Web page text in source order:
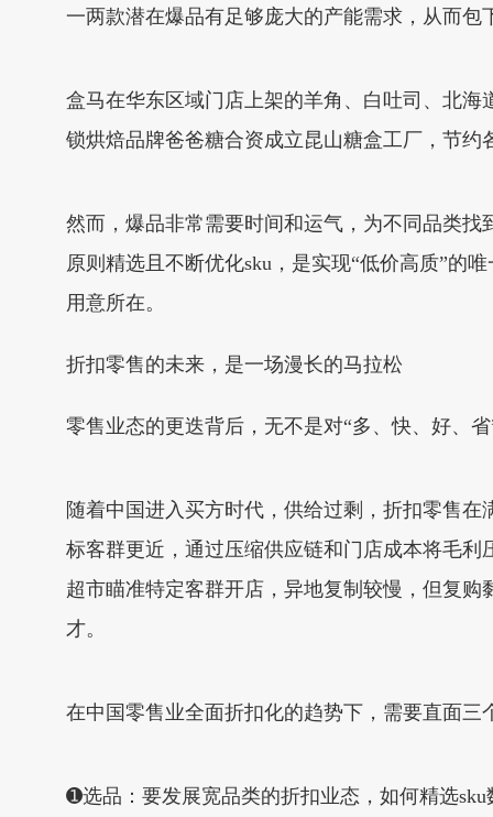
一两款潜在爆品有足够庞大的产能需求，从而
盒马在华东区域门店上架的羊角、白吐司、北
锁烘焙品牌爸爸糖合资成立昆山糖盒工厂，节
然而，爆品非常需要时间和运气，为不同品类
原则精选且不断优化sku，是实现“低价高质”的
用意所在。
折扣零售的未来，是一场漫长的马拉松
零售业态的更迭背后，无不是对“多、快、好、
随着中国进入买方时代，供给过剩，折扣零售
标客群更近，通过压缩供应链和门店成本将毛
超市瞄准特定客群开店，异地复制较慢，但复
才。
在中国零售业全面折扣化的趋势下，需要直面三
➊选品：要发展宽品类的折扣业态，如何精选